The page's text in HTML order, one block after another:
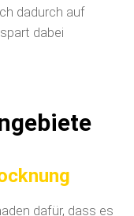
dadurch auf
dabei
dafür, dass es